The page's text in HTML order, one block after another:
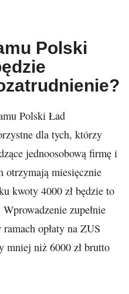
Polski
Polski Ład
dla tych, którzy
jednoosobową firmę i
otrzymają miesięcznie
kwoty 4000 zł będzie to
zupełnie
opłaty na ZUS
mniej niż 6000 zł brutto